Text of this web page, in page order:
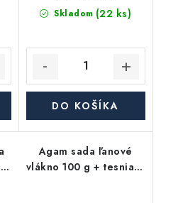
Skladom (22 ks)
DO KOŠÍKA
Agam sada ľanové
vlákno 100 g + tesniaca